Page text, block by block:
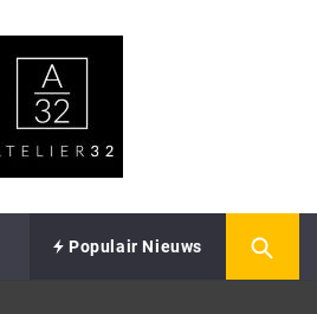
Populair Nieuws